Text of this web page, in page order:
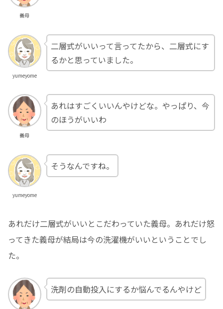
義母
yumeyome
二層式がいいって言ってたから、二層式にす
るかと思っていました。
義母
あれはすごくいいんやけどな。やっぱり、今
のほうがいいわ
yumeyome
そうなんですね。
あれだけ二層式がいいとこだわっていた義母。あれだけ怒
ってきた義母が結局は今の洗濯機がいいということでし
た。
洗剤の自動投入にするか悩んでるんやけど